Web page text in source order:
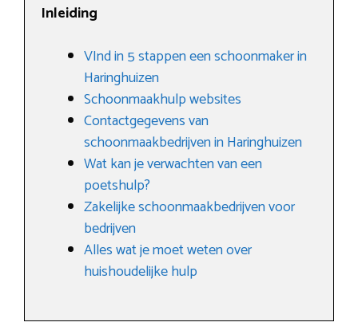
Inleiding
VInd in 5 stappen een schoonmaker in
Haringhuizen
Schoonmaakhulp websites
Contactgegevens van
schoonmaakbedrijven in Haringhuizen
Wat kan je verwachten van een
poetshulp?
Zakelijke schoonmaakbedrijven voor
bedrijven
Alles wat je moet weten over
huishoudelijke hulp